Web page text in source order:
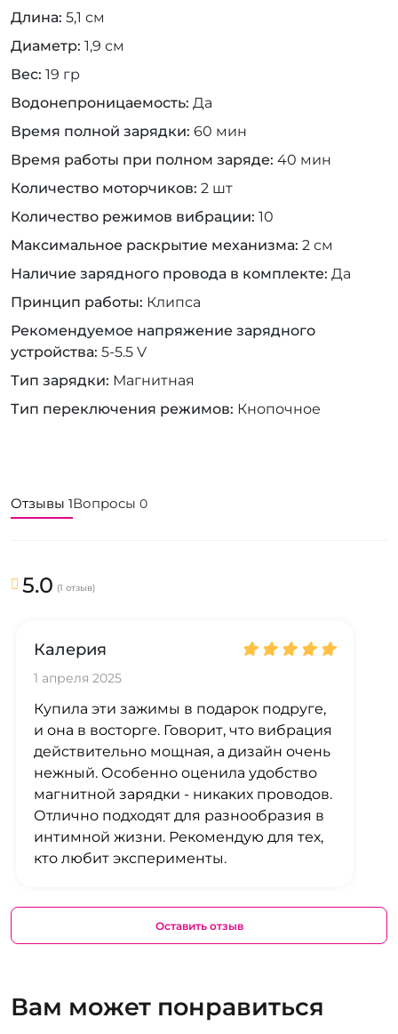
Длина 5,1 см
Диаметр 1,9 см
Вес 19 гр
Водонепроницаемость Да
Время полной зарядки 60 мин
Время работы при полном заряде 40 мин
Количество моторчиков 2 шт
Количество режимов вибрации 10
Максимальное раскрытие механизма 2 см
Наличие зарядного провода в комплекте Да
Принцип работы Клипса
Рекомендуемое напряжение зарядного
устройства 5-5.5 V
Тип зарядки Магнитная
Тип переключения режимов Кнопочное
Отзывы 1Вопросы 0
5.0 (1 отзыв)
Калерия
1 апреля 2025
Купила эти зажимы в подарок подруге,
и она в восторге. Говорит, что вибрация
действительно мощная, а дизайн очень
нежный. Особенно оценила удобство
магнитной зарядки - никаких проводов.
Отлично подходят для разнообразия в
интимной жизни. Рекомендую для тех,
кто любит эксперименты.
Оставить отзыв
Вам может понравиться